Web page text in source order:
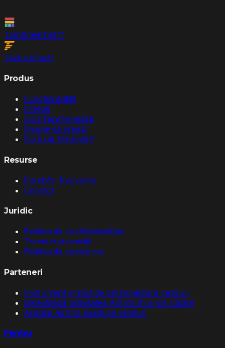
TrimSheetFast™
TextureFast™
Produs
Funcționalități
Prețuri
Cum funcționează
Începe să creezi
Fură un Material↗
Resurse
Întrebări frecvente
Contact
Juridic
Politica de confidențialitate
Termeni și condiții
Politica de cookie-uri
Parteneri
Instrument gratuit de personalizare ceasuri
Detectează activitatea Airbnb în orice clădire
Analiză Airbnb axată pe venituri
Pentru